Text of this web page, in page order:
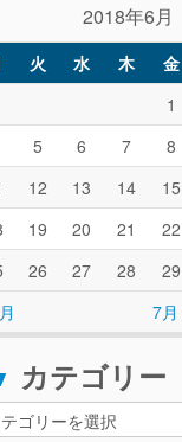
2018年6月
火 水 木 金
7月
1
5 6 7 8
12 13 14 15
19 20 21 22
26 27 28 29
カテゴリー